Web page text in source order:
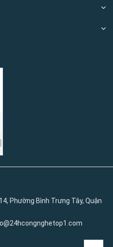
Phường Bình Trưng Tây, Quận